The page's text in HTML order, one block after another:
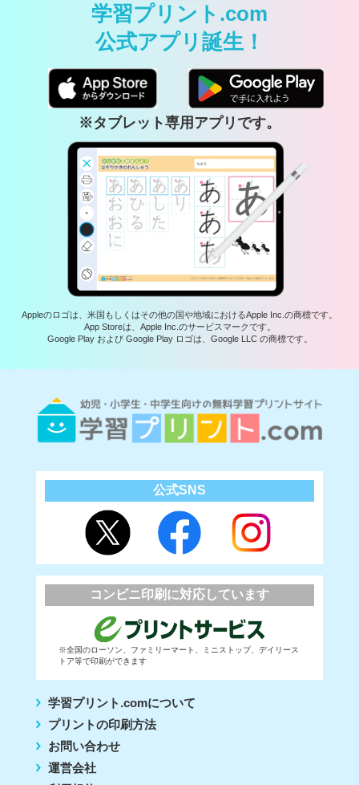
学習プリント.com
公式アプリ誕生！
※タブレット専用アプリです。
Appleのロゴは、米国もしくはその他の国や地域におけるApple Inc.の商標です。
App Storeは、Apple Inc.のサービスマークです。
Google Play および Google Play ロゴは、Google LLC の商標です。
公式SNS
コンビニ印刷に対応しています
※全国のローソン、ファミリーマート、ミニストップ、デイリース
トア等で印刷ができます
学習プリント.comについて
プリントの印刷方法
お問い合わせ
運営会社